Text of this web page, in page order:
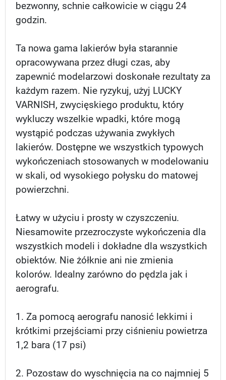
bezwonny, schnie całkowicie w ciągu 24
godzin.
Ta nowa gama lakierów była starannie
opracowywana przez długi czas, aby
zapewnić modelarzowi doskonałe rezultaty za
każdym razem. Nie ryzykuj, użyj LUCKY
VARNISH, zwycięskiego produktu, który
wykluczy wszelkie wpadki, które mogą
wystąpić podczas używania zwykłych
lakierów. Dostępne we wszystkich typowych
wykończeniach stosowanych w modelowaniu
w skali, od wysokiego połysku do matowej
powierzchni.
Łatwy w użyciu i prosty w czyszczeniu.
Niesamowite przezroczyste wykończenia dla
wszystkich modeli i dokładne dla wszystkich
obiektów. Nie żółknie ani nie zmienia
kolorów. Idealny zarówno do pędzla jak i
aerografu.
1. Za pomocą aerografu nanosić lekkimi i
krótkimi przejściami przy ciśnieniu powietrza
1,2 bara (17 psi)
2. Pozostaw do wyschnięcia na co najmniej 5